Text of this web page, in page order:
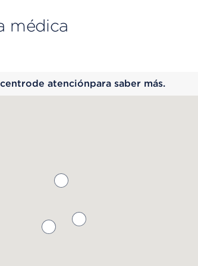
médica
atenciónpara saber más.